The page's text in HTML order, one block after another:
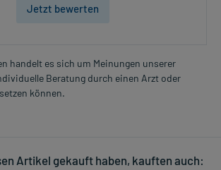
Jetzt bewerten
handelt es sich um Meinungen unserer
Beratung durch einen Arzt oder
können.
Artikel gekauft haben, kauften auch: